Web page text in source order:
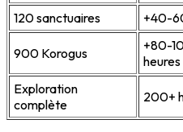
120 sanctuaires
+40-
900 Korogus
+80-
heures
Exploration
complète
200+